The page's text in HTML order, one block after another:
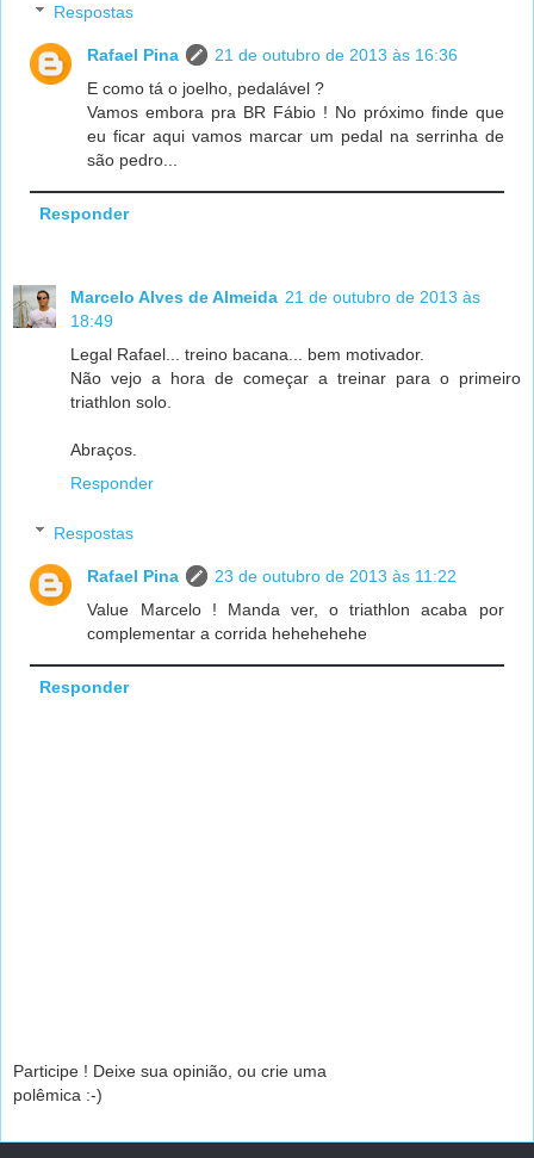
Respostas
Rafael Pina
21 de outubro de 2013 às 16:36
E como tá o joelho, pedalável ?
Vamos embora pra BR Fábio ! No próximo finde que
eu ficar aqui vamos marcar um pedal na serrinha de
são pedro...
Responder
Marcelo Alves de Almeida 21 de outubro de 2013 às
18:49
Legal Rafael... treino bacana... bem motivador.
Não vejo a hora de começar a treinar para o primeiro
triathlon solo.
Abraços.
Responder
Respostas
Rafael Pina
23 de outubro de 2013 às 11:22
Value Marcelo ! Manda ver, o triathlon acaba por
complementar a corrida hehehehehe
Responder
Participe ! Deixe sua opinião, ou crie uma
polêmica :-)